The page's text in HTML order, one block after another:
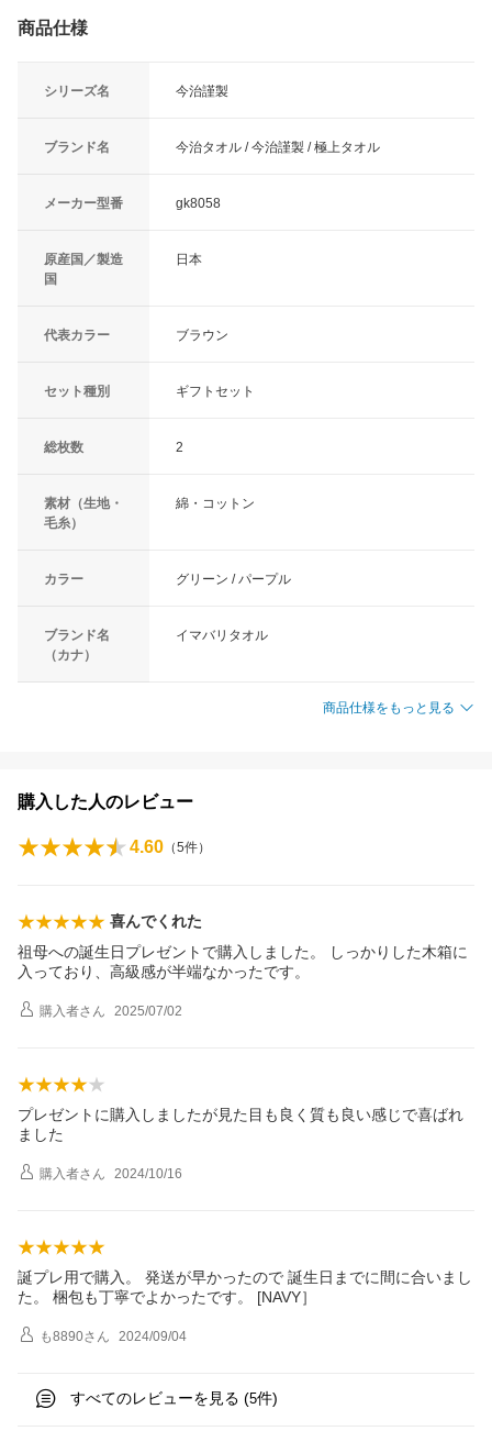
商品仕様
シリーズ名 今治謹製
ブランド名 今治タオル / 今治謹製 / 極上タオル
メーカー型番 gk8058
原産国／製造
国
日本
代表カラー ブラウン
セット種別 ギフトセット
総枚数 2
素材（生地・
毛糸）
綿・コットン
カラー グリーン / パープル
ブランド名
（カナ）
イマバリタオル
商品仕様をもっと見る
購入した人のレビュー
4.60 （5件）
喜んでくれた
祖母への誕生日プレゼントで購入しました。 しっかりした木箱に
入っており、高級感が半端なかったです。
購入者さん 2025/07/02
プレゼントに購入しましたが見た目も良く質も良い感じで喜ばれ
ました
購入者さん 2024/10/16
誕プレ用で購入。 発送が早かったので 誕生日までに間に合いまし
た。 梱包も丁寧でよかったです。 [NAVY］
も8890さん 2024/09/04
すべてのレビューを見る (5件)